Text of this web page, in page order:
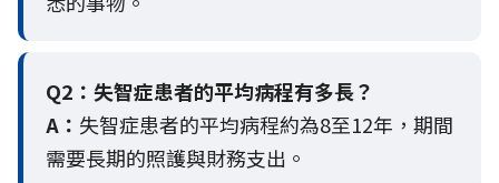
Q2： 失智症患者的平均病程有多長？
A： 失智症患者的平均病程約為8至12年，期間
需要長期的照護與財務支出。